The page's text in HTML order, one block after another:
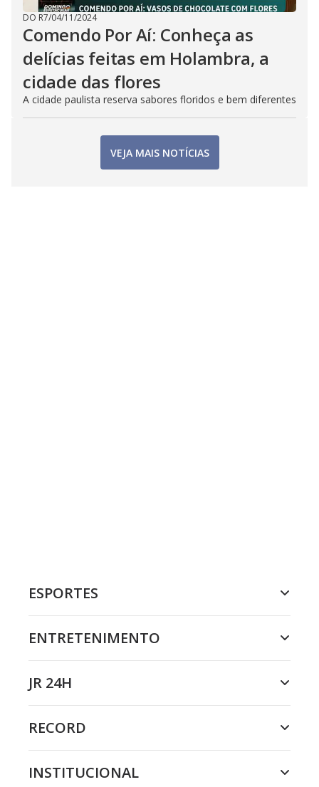
DO R7/04/11/2024
Comendo Por Aí: Conheça as
delícias feitas em Holambra, a
cidade das flores
A cidade paulista reserva sabores floridos e bem diferentes
VEJA MAIS NOTÍCIAS
ESPORTES
ENTRETENIMENTO
JR 24H
RECORD
INSTITUCIONAL